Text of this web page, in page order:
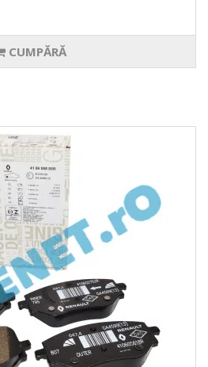
CUMPĂRĂ